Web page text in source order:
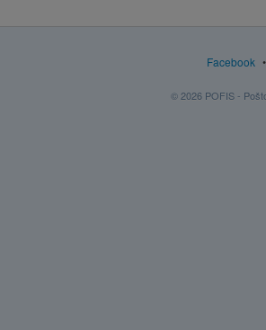
Facebook
© 2026 POFIS -